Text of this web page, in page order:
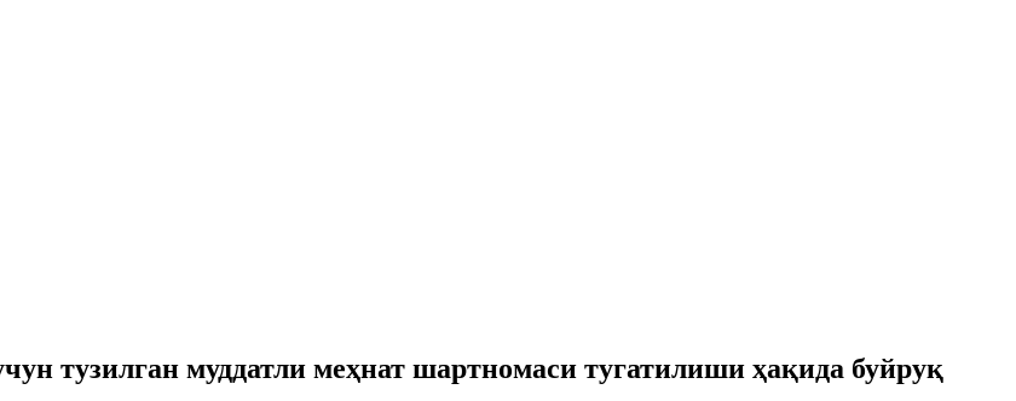
тузилган муддатли меҳнат шартномаси тугатилиши ҳақида буйруқ